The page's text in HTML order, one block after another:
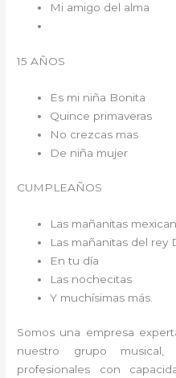
Mi amigo del alma
15 AÑOS
Es mi niña Bonita
Quince primaveras
No crezcas mas
De niña mujer
CUMPLEAÑOS
Las mañanitas
Las mañanitas del rey
En tu día
Las nochecitas
Y muchísimas más.
Somos una empresa
nuestro grupo musical,
profesionales con